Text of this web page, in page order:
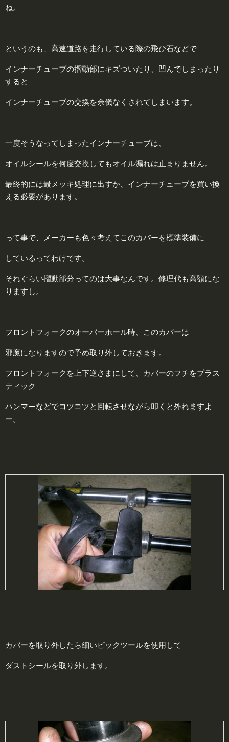
ね。
というのも、高速道路を走行している際の飛び石などで
インナーチューブの摺動部にキズついたり、凹んでしまったり
すると
インナーチューブの交換を余儀なくされてしまいます。
一度そうなってしまったインナーチューブは、
オイルシールを何度交換してもオイル漏れは止まりません。
最終的には最メッキ処理に出すか、インナーチューブを買い換
える必要があります。
って事で、メーカーも色々考えてこのカバーを標準装備に
しているってわけです。
それぐらい摺動部分ってのは大事なんです。修理代も高額にな
りますし。
フロントフォークのオーバーホール時、このカバーは
邪魔になりますので予め取り外しておきます。
フロントフォークを上下逆さまにして、カバーのフチをプラス
ティック
ハンマーなどでコツコツと回転させながら叩くと外れますよ
ー。
カバーを取り外したら細いピックツールを使用して
ダストシールを取り外します。